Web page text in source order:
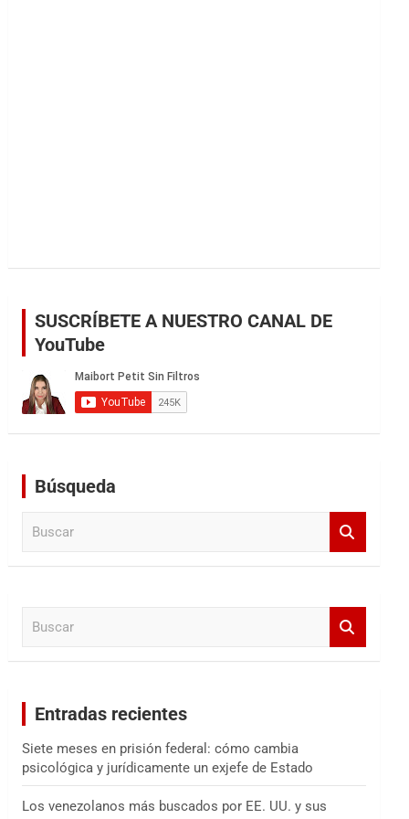
SUSCRÍBETE A NUESTRO CANAL DE
YouTube
Búsqueda
Entradas recientes
Siete meses en prisión federal: cómo cambia
psicológica y jurídicamente un exjefe de Estado
Los venezolanos más buscados por EE. UU. y sus